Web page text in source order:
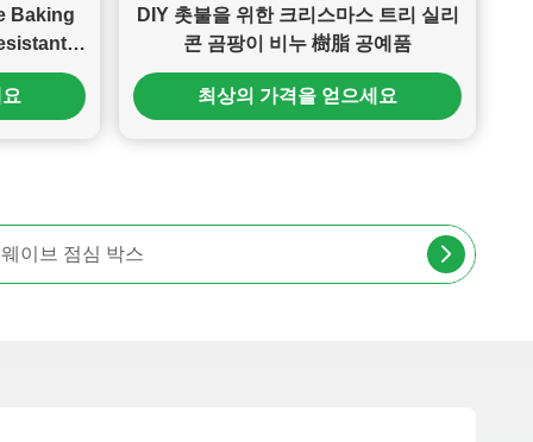
Baking
DIY 촛불을 위한 크리스마스 트리 실리
콘 곰팡이 비누 樹脂 공예품
최상의 가격을 얻으세요
음식 저장 컨테이너